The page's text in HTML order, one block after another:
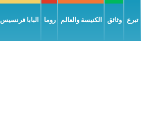
البابا فرنسيس روما الكنيسة والعالم وثائق تبرع